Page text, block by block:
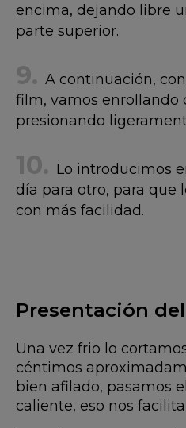
encima, dejando libre
parte superior.
A continuación,
film, vamos enrollando
presionando
Lo introducimos
día para otro, para que
con más facilidad.
Presentación
Una vez frio lo
céntimos
bien afilado, pasamos
caliente, eso nos